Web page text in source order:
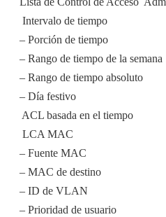
 Intervalo de tiempo
– Porción de tiempo
– Rango de tiempo de la semana
– Rango de tiempo absoluto
– Día festivo
 ACL basada en el tiempo
 LCA MAC
– Fuente MAC
– MAC de destino
– ID de VLAN
– Prioridad de usuario